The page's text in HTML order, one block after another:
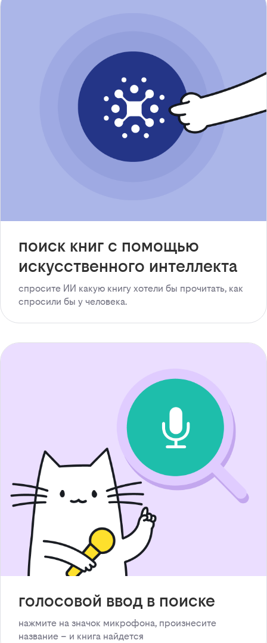
поиск книг с помощью
искусственного интеллекта
спросите ИИ какую книгу хотели бы прочитать, как
спросили бы у человека.
голосовой ввод в поиске
нажмите на значок микрофона, произнесите
название – и книга найдется